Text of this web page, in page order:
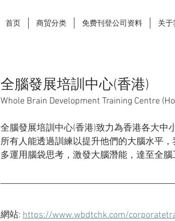
首页 商贸分类 免费刊登公司资料 关于
全腦發展培訓中心(香港)
Whole Brain Development Training Centre
全腦發展培訓中心(香港)致力為香港各大
所有人能透過訓練以提升他們的大腦水平
多運用腦袋思考，激發大腦潛能，達至全腦
網站: https://www.wbdtchk.com/